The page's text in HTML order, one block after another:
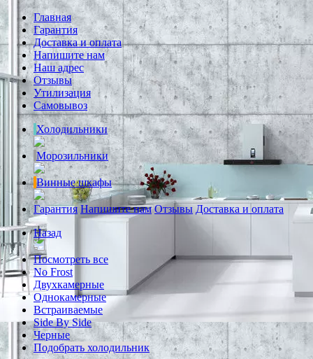
Главная
Гарантия
Доставка и оплата
Напишите нам
Наш адрес
Отзывы
Утилизация
Самовывоз
Холодильники
Морозильники
Винные шкафы
Гарантия Напишите нам Отзывы Доставка и оплата
Назад
Посмотреть все
No Frost
Двухкамерные
Однокамерные
Встраиваемые
Side By Side
Черные
Подобрать холодильник